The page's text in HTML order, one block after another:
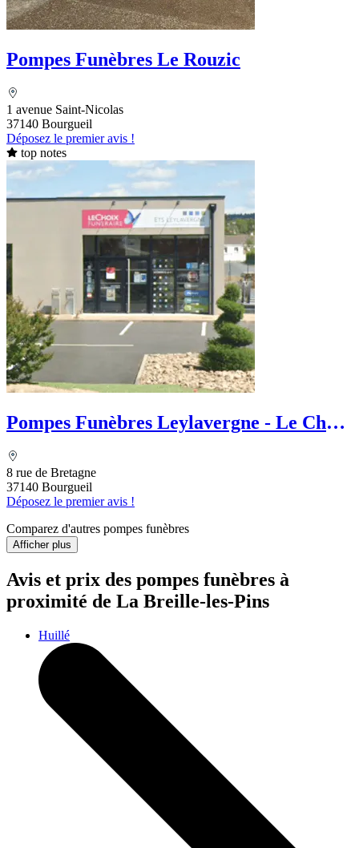
Pompes Funèbres Le Rouzic
1 avenue Saint-Nicolas
37140 Bourgueil
Déposez le premier avis !
top notes
Pompes Funèbres Leylavergne - Le Choix
8 rue de Bretagne
37140 Bourgueil
Déposez le premier avis !
Comparez d'autres pompes funèbres
Afficher plus
Avis et prix des pompes funèbres à
proximité de La Breille-les-Pins
Huillé